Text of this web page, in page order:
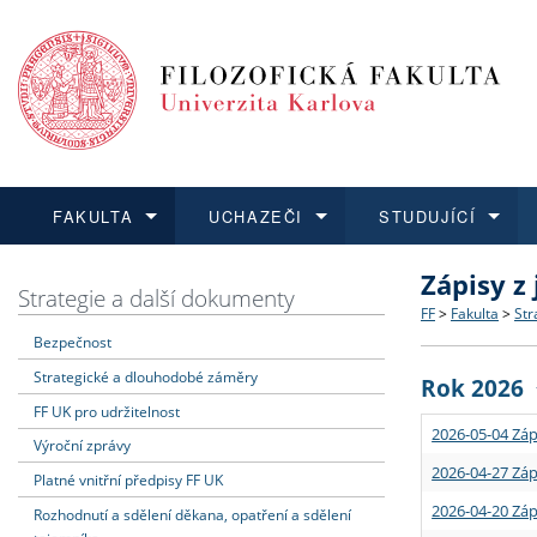
FAKULTA
Dozvědět se více
Struktura
Strategie
Podpora
UCHAZEČI
Podat přihlášku
Co
Učitelské
STUDUJÍCÍ
Dozvědět se více
Rigorózní
Dozvědět se více
O vědě a
Granty a
Dozvědět se více
Aktuální
Strategie a další dokumenty
Bezpečnost
Strategické a dlouhodobé záměry
FF UK pro udržitelnost
Výroční zprávy
Platné vnitřní předpisy FF UK
Rozhodnutí a sdělení děkana, opatření a sdělení
Zápisy
FF > Fakulta >
Rok 2026
2026-05-04
2026-04-27
2026-04-20